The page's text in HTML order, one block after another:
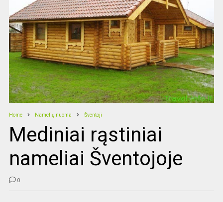
Home Namelių nuoma Šventoji
Mediniai rąstiniai
nameliai Šventojoje
0